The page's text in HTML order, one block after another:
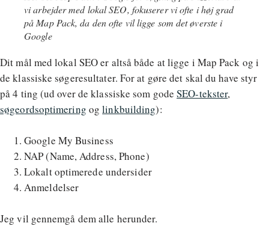
vi arbejder med lokal SEO, fokuserer vi ofte i høj grad
på Map Pack, da den ofte vil ligge som det øverste i
Google
Dit mål med lokal SEO er altså både at ligge i Map Pack og i
de klassiske søgeresultater. For at gøre det skal du have styr
på 4 ting (ud over de klassiske som godeSEO-tekster,
søgeordsoptimering oglinkbuilding):
Google My Business
NAP (Name, Address, Phone)
Lokalt optimerede undersider
Anmeldelser
Jeg vil gennemgå dem alle herunder.